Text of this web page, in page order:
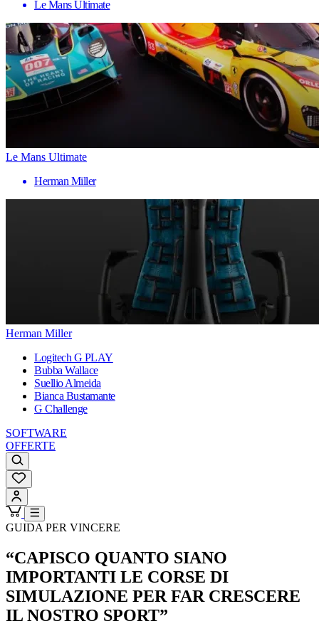
Le Mans Ultimate
Le Mans Ultimate
Herman Miller
Herman Miller
Logitech G PLAY
Bubba Wallace
Suellio Almeida
Bianca Bustamante
G Challenge
SOFTWARE
OFFERTE
GUIDA PER VINCERE
“CAPISCO QUANTO SIANO
IMPORTANTI LE CORSE DI
SIMULAZIONE PER FAR CRESCERE
IL NOSTRO SPORT”